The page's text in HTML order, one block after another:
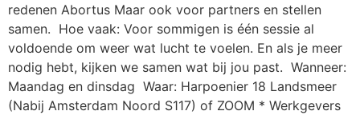
redenen Abortus Maar ook voor partners en stellen
samen. Hoe vaak: Voor sommigen is één sessie al
voldoende om weer wat lucht te voelen. En als je meer
nodig hebt, kijken we samen wat bij jou past. Wanneer:
Maandag en dinsdag Waar: Harpoenier 18 Landsmeer
(Nabij Amsterdam Noord S117) of ZOOM * Werkgevers